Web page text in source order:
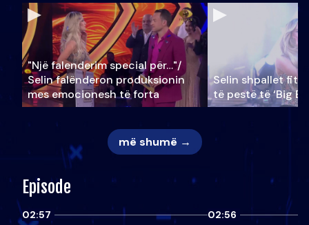
"Një falenderim special për…"/
Selin falënderon produksionin
mes emocionesh të forta
Selin shpallet
të pestë të ‘Big
më shumë →
Episode
02:57 02:56